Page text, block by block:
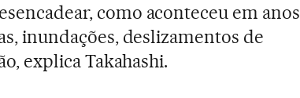
como aconteceu em anos
inundações, deslizamentos de
explica Takahashi.